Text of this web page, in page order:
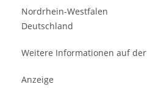
Nordrhein-Westfalen
Deutschland
Weitere Informationen auf der
Anzeige